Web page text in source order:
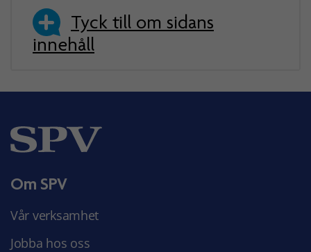
Tyck till om sidans
innehåll
Om SPV
Vår verksamhet
Jobba hos oss